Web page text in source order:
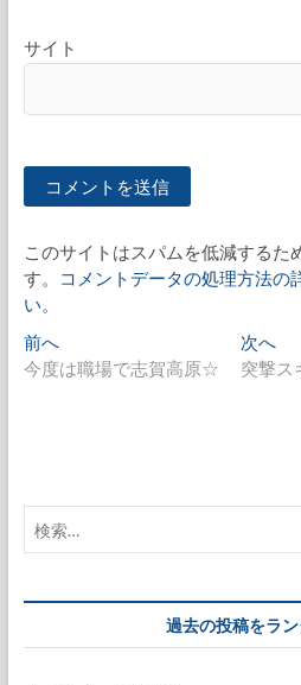
サイト
このサイトはスパムを低減するた
す。
コメントデータの処理方法の
い。
投
稿
ゲ
ー
ョ
ン
前へ過
去
今度は職場で志賀高原☆
次へ
の
突撃
過去の投稿をラ